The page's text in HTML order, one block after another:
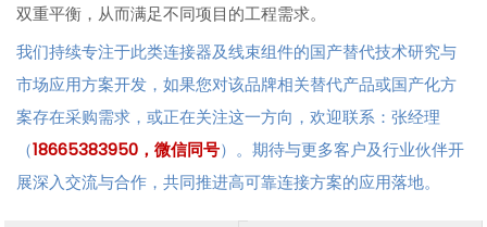
双重平衡，从而满足不同项目的工程需求。
我们持续专注于此类连接器及线束组件的国产替代技术研究与
市场应用方案开发，如果您对该品牌相关替代产品或国产化方
案存在采购需求，或正在关注这一方向，欢迎联系：张经理
（18665383950，微信同号）。期待与更多客户及行业伙伴开
展深入交流与合作，共同推进高可靠连接方案的应用落地。